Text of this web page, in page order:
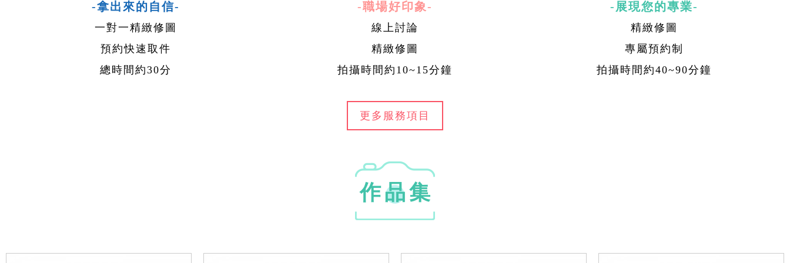
-拿出來的自信-
一對一精緻修圖
預約快速取件
總時間約30分
-職場好印象-
線上討論
精緻修圖
拍攝時間約10~15分鐘
-展現您的專業-
精緻修圖
專屬預約制
拍攝時間約40~90分鐘
更多服務項目
作品集